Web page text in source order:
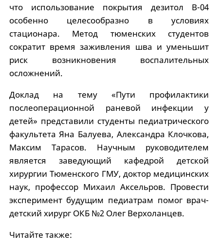
что использование покрытия дезитол B-04
особенно целесообразно в условиях
стационара. Метод тюменских студентов
сократит время заживления шва и уменьшит
риск возникновения воспалительных
осложнений.
Доклад на тему «Пути профилактики
послеоперационной раневой инфекции у
детей» представили студенты педиатрического
факультета Яна Балуева, Александра Клочкова,
Максим Тарасов. Научным руководителем
является заведующий кафедрой детской
хирургии Тюменского ГМУ, доктор медицинских
наук, профессор Михаил Аксельров. Провести
эксперимент будущим педиатрам помог врач-
детский хирург ОКБ №2 Олег Верхоланцев.
Читайте также: